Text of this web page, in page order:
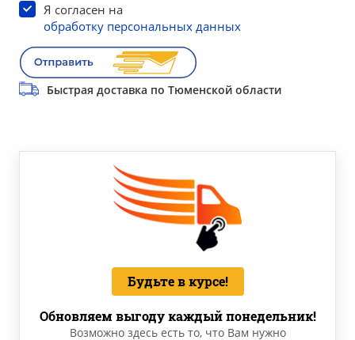
Я согласен на
обработку персональных данных
Быстрая доставка по Тюменской области
Будьте в курсе!
Обновляем выгоду каждый понедельник!
Возможно здесь есть то, что Вам нужно